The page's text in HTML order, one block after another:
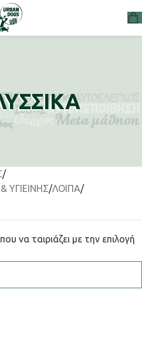
/
ΥΓΙΕΙΝΗΣ/ΛΟΙΠΑ/
να ταιριάζει με την επιλογή